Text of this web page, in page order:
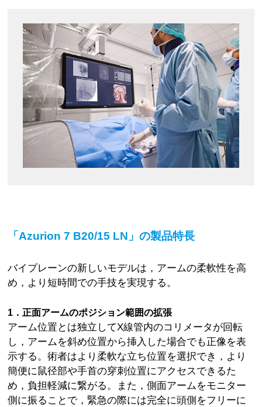
「Azurion 7 B20/15 LN」の製品特長
バイプレーンの新しいモデルは，アームの柔軟性を高
め，より短時間での手技を実現する。
1．正面アームのポジション範囲の拡張
アーム位置とは独立してX線管内のコリメータが回転
し，アームを斜め位置から挿入した場合でも正像を表
示する。術者はより柔軟な立ち位置を選択でき，より
簡便に鼠径部や手首の穿刺位置にアクセスできるた
め，負担軽減に繋がる。また，側面アームをモニター
側に振ることで，緊急の際には完全に頭側をフリーに